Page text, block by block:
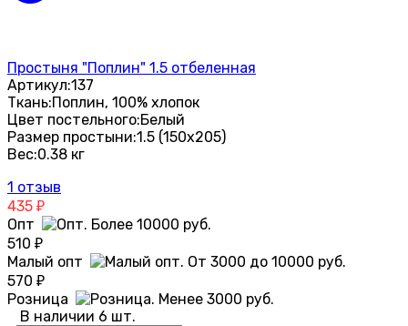
Простыня "Поплин" 1.5 отбеленная
Артикул:137
Ткань:Поплин, 100% хлопок
Цвет постельного:Белый
Размер простыни:1.5 (150х205)
Вес:0.38 кг
1 отзыв
435 ₽
Опт
510 ₽
Малый опт
570 ₽
Розница
В наличии 6 шт.